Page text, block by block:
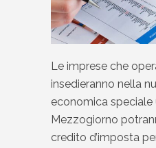
Le imprese che
insedieranno nella
economica speciale
Mezzogiorno
credito d’imposta